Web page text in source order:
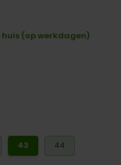
huis (op werkdagen)
43 44